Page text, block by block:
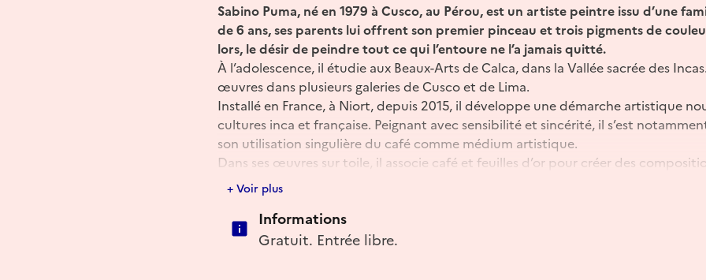
Sabino Puma, né en 1979 à Cusco, au Pérou, est un artiste peintre issu d’une
de 6 ans, ses parents lui offrent son premier pinceau et trois pigments de
lors, le désir de peindre tout ce qui l’entoure ne l’a jamais quitté.
À l’adolescence, il étudie aux Beaux-Arts de Calca, dans la Vallée sacrée des
œuvres dans plusieurs galeries de Cusco et de Lima.
Installé en France, à Niort, depuis 2015, il développe une démarche artistique
cultures inca et française. Peignant avec sensibilité et sincérité, il s’est
son utilisation singulière du café comme médium artistique.
Dans ses œuvres sur toile, il associe café et feuilles d’or pour créer des
originales. Son univers est peuplé de personnages issus du rêve et de scènes
lesquelles se mêlent mémoire, imaginaire et identité culturelle.
Source :https://galerie-pumart.com/fr/
+ Voir plus
Informations
Gratuit. Entrée libre.